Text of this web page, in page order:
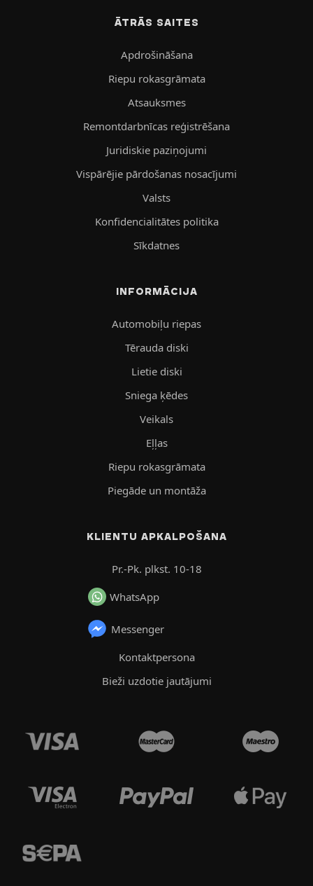
ĀTRĀS SAITES
Apdrošināšana
Riepu rokasgrāmata
Atsauksmes
Remontdarbnīcas reģistrēšana
Juridiskie paziņojumi
Vispārējie pārdošanas nosacījumi
Valsts
Konfidencialitātes politika
Sīkdatnes
INFORMĀCIJA
Automobiļu riepas
Tērauda diski
Lietie diski
Sniega ķēdes
Veikals
Eļļas
Riepu rokasgrāmata
Piegāde un montāža
KLIENTU APKALPOŠANA
Pr.-Pk. plkst. 10-18
WhatsApp
Messenger
Kontaktpersona
Bieži uzdotie jautājumi